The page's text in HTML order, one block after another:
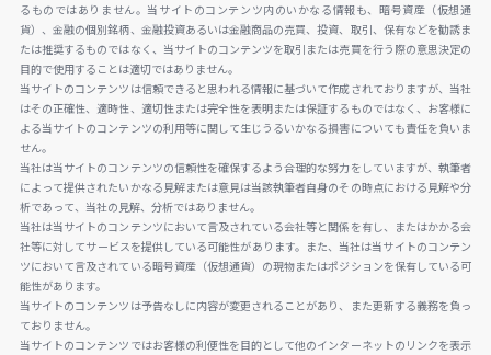
るものではありません。当サイトのコンテンツ内のいかなる情報も、暗号資産（仮想通
貨）、金融の個別銘柄、金融投資あるいは金融商品の売買、投資、取引、保有などを勧誘ま
たは推奨するものではなく、当サイトのコンテンツを取引または売買を行う際の意思決定の
目的で使用することは適切ではありません。
当サイトのコンテンツは信頼できると思われる情報に基づいて作成されておりますが、当社
はその正確性、適時性、適切性または完全性を表明または保証するものではなく、お客様に
よる当サイトのコンテンツの利用等に関して生じうるいかなる損害についても責任を負いま
せん。
当社は当サイトのコンテンツの信頼性を確保するよう合理的な努力をしていますが、執筆者
によって提供されたいかなる見解または意見は当該執筆者自身のその時点における見解や分
析であって、当社の見解、分析ではありません。
当社は当サイトのコンテンツにおいて言及されている会社等と関係を有し、またはかかる会
社等に対してサービスを提供している可能性があります。また、当社は当サイトのコンテン
ツにおいて言及されている暗号資産（仮想通貨）の現物またはポジションを保有している可
能性があります。
当サイトのコンテンツは予告なしに内容が変更されることがあり、また更新する義務を負っ
ておりません。
当サイトのコンテンツではお客様の利便性を目的として他のインターネットのリンクを表示